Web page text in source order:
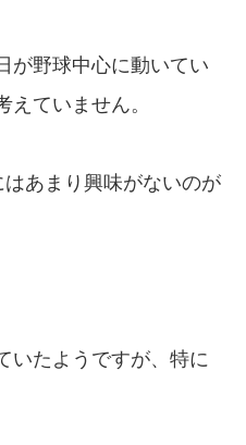
が野球中心に動いてい
えていません。
あまり興味がないのが
いたようですが、特に